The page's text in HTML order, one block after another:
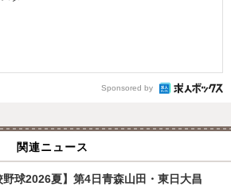
Sponsored by
関連ニュース
野球2026夏】第4日青森山田・東日大昌